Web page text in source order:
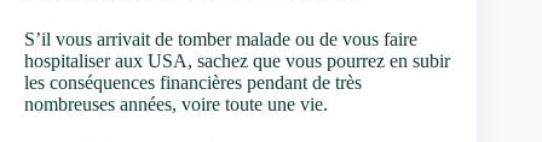
S’il vous arrivait de tomber malade ou de vous faire
hospitaliser aux USA, sachez que vous pourrez en subir
les conséquences financières pendant de très
nombreuses années, voire toute une vie.